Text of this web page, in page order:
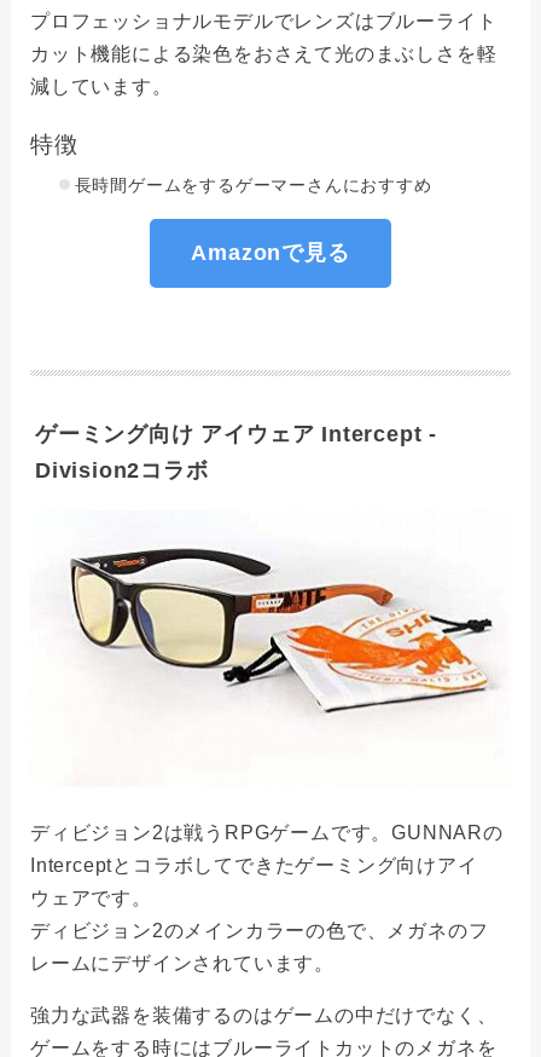
プロフェッショナルモデルでレンズはブルーライト
カット機能による染色をおさえて光のまぶしさを軽
減しています。
特徴
長時間ゲームをするゲーマーさんにおすすめ
Amazonで見る
ゲーミング向け アイウェア Intercept -
Division2コラボ
ディビジョン2は戦うRPGゲームです。GUNNARの
Interceptとコラボしてできたゲーミング向けアイ
ウェアです。
ディビジョン2のメインカラーの色で、メガネのフ
レームにデザインされています。
強力な武器を装備するのはゲームの中だけでなく、
ゲームをする時にはブルーライトカットのメガネを